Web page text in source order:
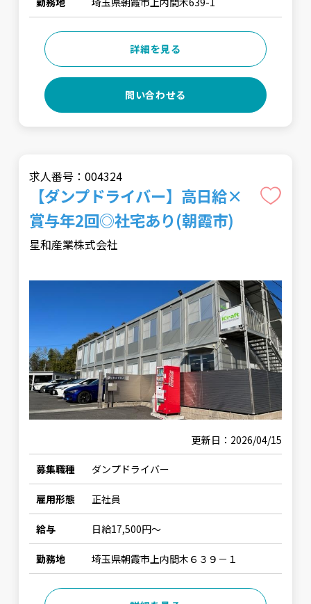
詳細を見る
問い合わせる
求人番号：004324
【ダンプドライバー】高日給×
賞与年2回◎社宅あり(朝霞市)
星和産業株式会社
更新日：2026/04/15
募集職種 ダンプドライバー
雇用形態 正社員
給与 日給17,500円〜
勤務地 埼玉県朝霞市上内間木６３９－１